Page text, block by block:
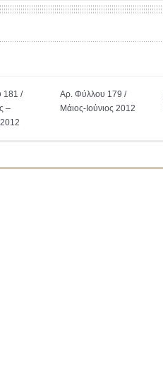
181 /
–
Αρ. Φύλλου 179 /
Μάιος-Ιούνιος 2012